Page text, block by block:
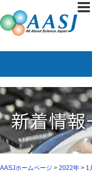
AASJホームページ > 2022年 > 1